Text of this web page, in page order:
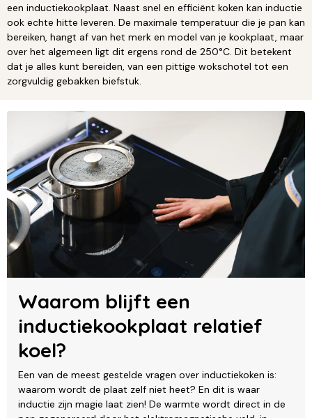
een inductiekookplaat. Naast snel en efficiënt koken kan inductie
ook echte hitte leveren. De maximale temperatuur die je pan kan
bereiken, hangt af van het merk en model van je kookplaat, maar
over het algemeen ligt dit ergens rond de 250°C. Dit betekent
dat je alles kunt bereiden, van een pittige wokschotel tot een
zorgvuldig gebakken biefstuk.
Waarom blijft een
inductiekookplaat relatief
koel?
Een van de meest gestelde vragen over inductiekoken is:
waarom wordt de plaat zelf niet heet? En dit is waar
inductie zijn magie laat zien! De warmte wordt direct in de